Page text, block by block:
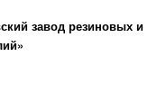
завод резиновых и